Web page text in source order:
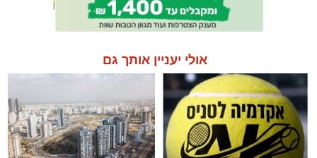
אולי יעניין אותך גם